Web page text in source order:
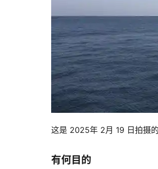
这是 2025年 2月 19 日拍摄
有何目的